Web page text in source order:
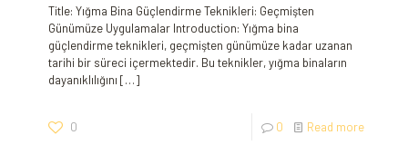
Title:‍ Yığma⁣ Bina Güçlendirme Teknikleri: ⁢Geçmişten
Günümüze Uygulamalar Introduction: Yığma bina​
güçlendirme teknikleri, geçmişten ‌günümüze kadar uzanan
tarihi ⁢bir süreci içermektedir. Bu teknikler, yığma binaların
dayanıklılığını […]
0 0 Read more